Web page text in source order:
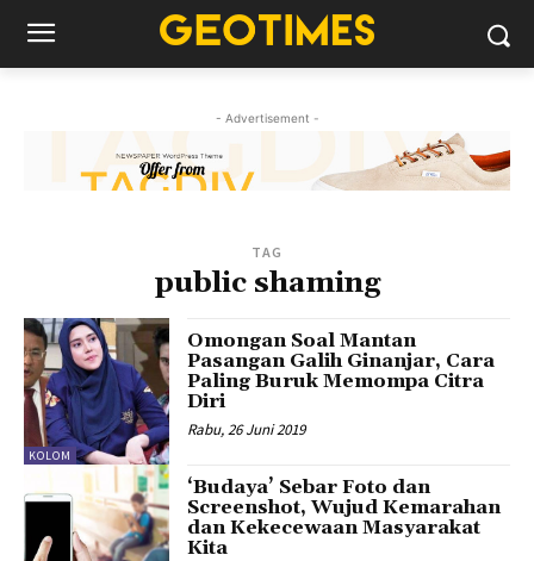
- Advertisement -
TAG
public shaming
KOLOM
Omongan Soal Mantan
Pasangan Galih Ginanjar, Cara
Paling Buruk Memompa Citra
Diri
Rabu, 26 Juni 2019
‘Budaya’ Sebar Foto dan
Screenshot, Wujud Kemarahan
dan Kekecewaan Masyarakat
Kita